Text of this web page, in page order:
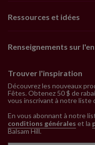
Ressources et idées
Renseignements sur
Trouver l'inspiration
Découvrez les nouveaux
Fêtes. Obtenez 50 $ de
vous inscrivant à notre liste
En vous abonnant à notre
conditions générales et la
Balsam Hill.